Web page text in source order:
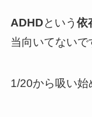
ADHDという 依
当向いてないで
1/20から吸い始